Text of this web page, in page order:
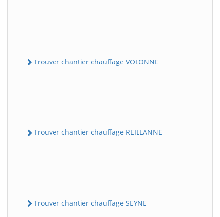
Trouver chantier chauffage VOLONNE
Trouver chantier chauffage REILLANNE
Trouver chantier chauffage SEYNE